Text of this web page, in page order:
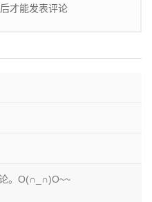
后才能发表评论